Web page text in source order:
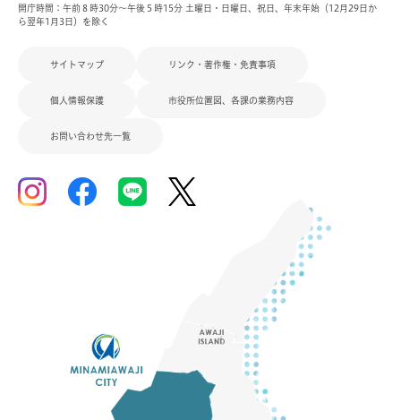
開庁時間：午前８時30分～午後５時15分 土曜日・日曜日、祝日、年末年始（12月29日か
ら翌年1月3日）を除く
サイトマップ リンク・著作権・免責事項
個人情報保護 市役所位置図、各課の業務内容
お問い合わせ先一覧